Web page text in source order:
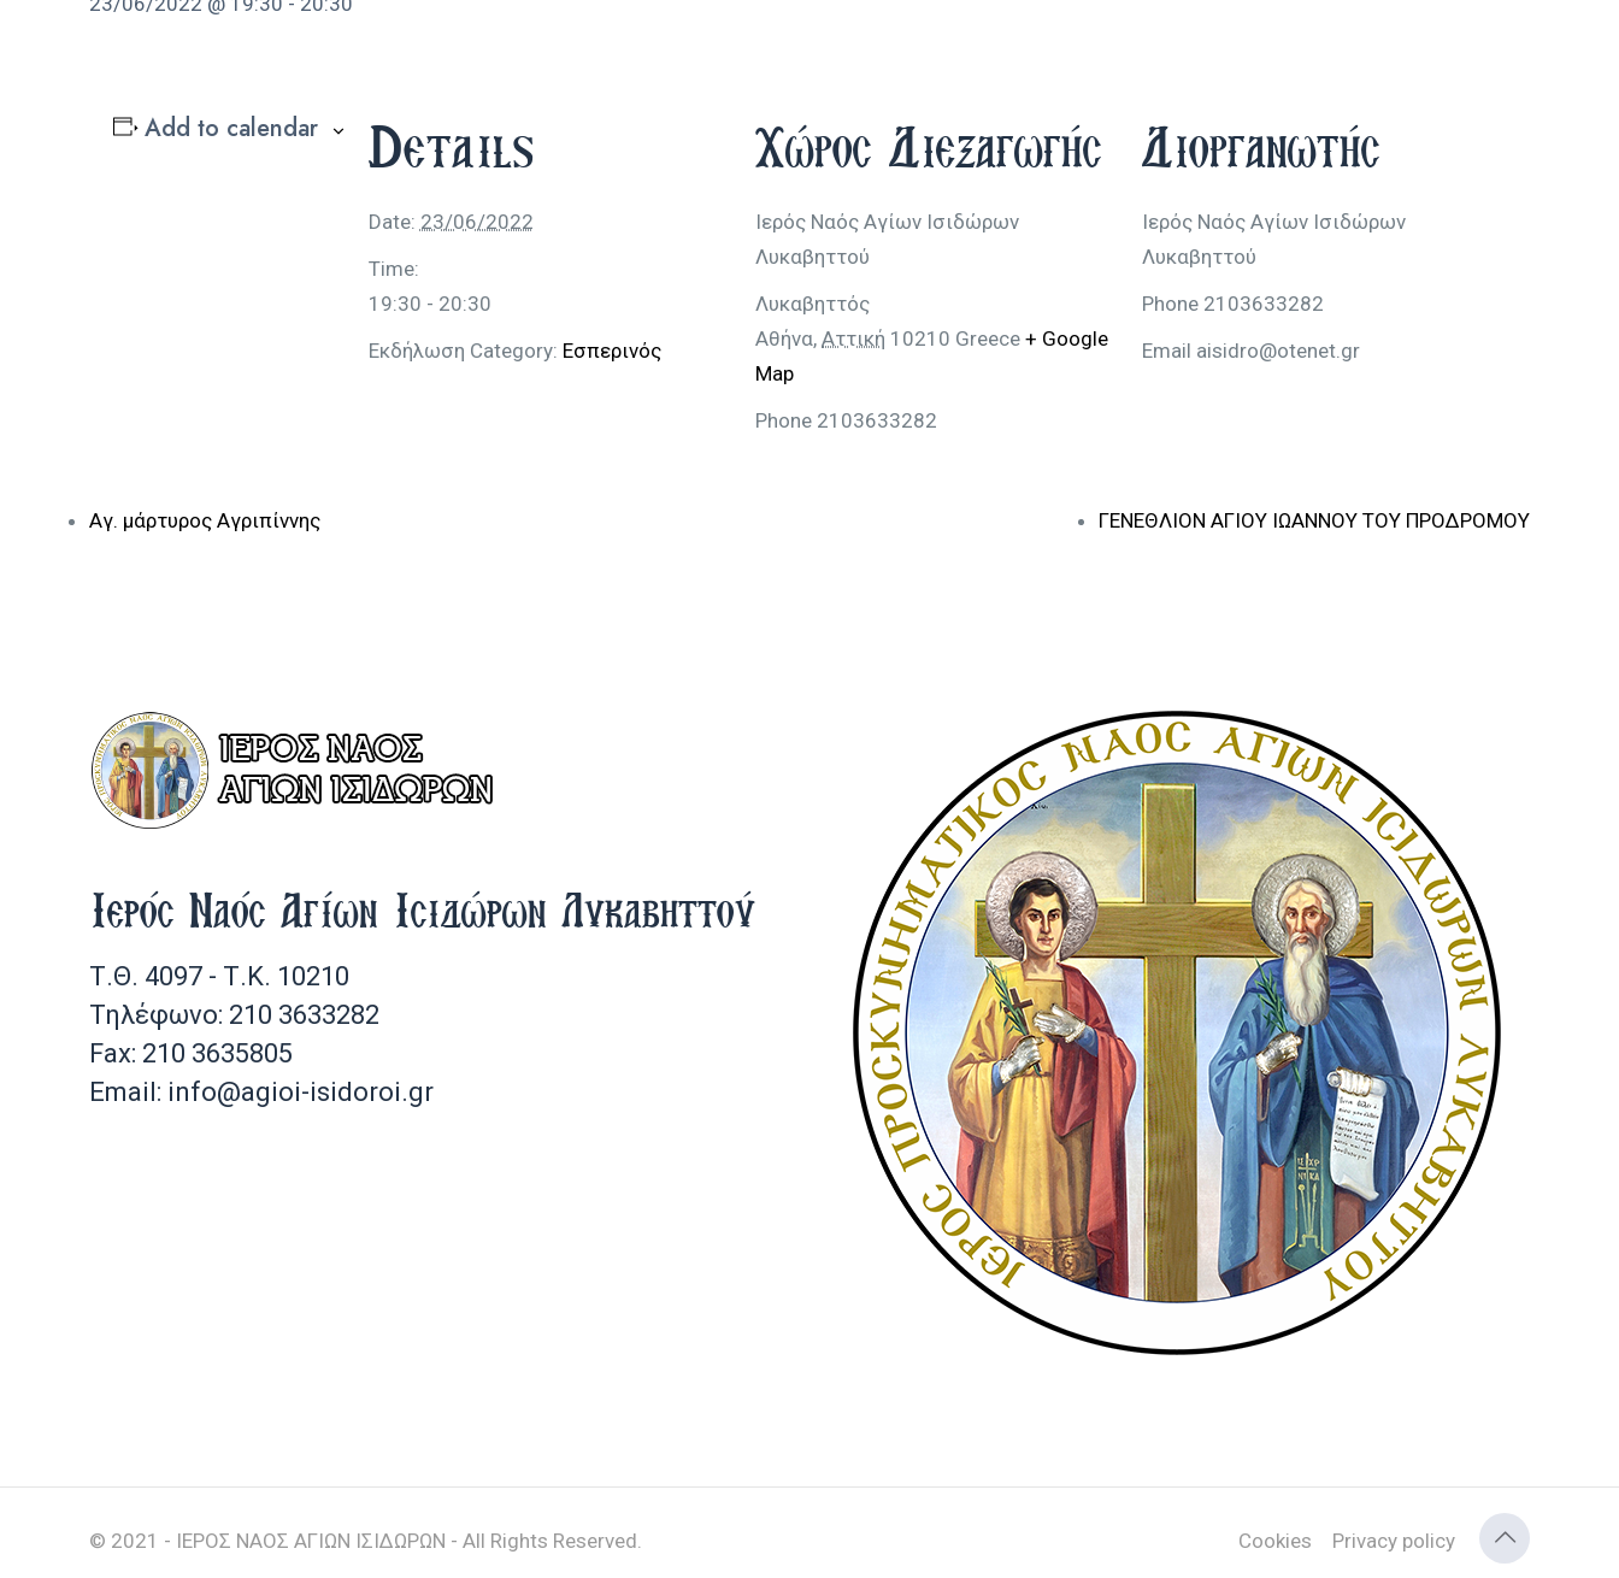
Add to calendar Details
Date: 23/06/2022
Time:
19:30 - 20:30
Εκδήλωση Category: Εσπερινός
Χώρος Διεξαγωγής
Ιερός Ναός Αγίων Ισιδώρων
Λυκαβηττού
Λυκαβηττός
Αθήνα, Αττική 10210 Greece + Google
Map
Phone 2103633282
Διοργανωτής
Ιερός Ναός Αγίων Ισιδώρων
Λυκαβηττού
Phone 2103633282
Email aisidro@otenet.gr
Αγ. μάρτυρος Αγριπίννης ΓΕΝΕΘΛΙΟΝ ΑΓΙΟΥ ΙΩΑΝΝΟΥ ΤΟΥ ΠΡΟΔΡΟΜΟΥ
Ιερός Ναός Αγίων Ισιδώρων Λυκαβηττού
Τ.Θ. 4097 - Τ.Κ. 10210
Τηλέφωνο: 210 3633282
Fax: 210 3635805
Email: info@agioi-isidoroi.gr
© 2021 - ΙΕΡΟΣ ΝΑΟΣ ΑΓΙΩΝ ΙΣΙΔΩΡΩΝ - All Rights Reserved. Cookies Privacy policy